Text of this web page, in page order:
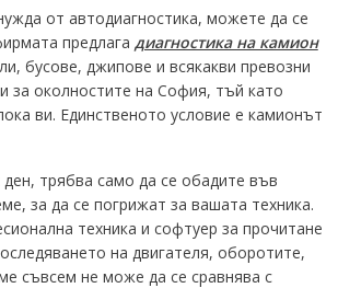
от автодиагностика, можете да се
предлага диагностика на камион
бусове, джипове и всякакви превозни
за околностите на София, тъй като
ви. Единственото условие е камионът
трябва само да се обадите във
за да се погрижат за вашата техника.
техника и софтуер за прочитане
на двигателя, оборотите,
съвсем не може да се сравнява с